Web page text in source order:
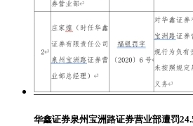
华鑫证券泉州宝洲路证券营业部遭罚